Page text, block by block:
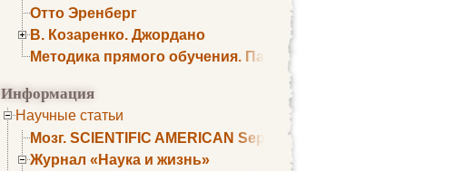
Отто Эренберг
В. Козаренко. Джордано
Методика прямого обучения. Пауль Шелли
Информация
Научные статьи
Мозг. SCIENTIFIC AMERICAN September 1979
Журнал «Наука и жизнь»